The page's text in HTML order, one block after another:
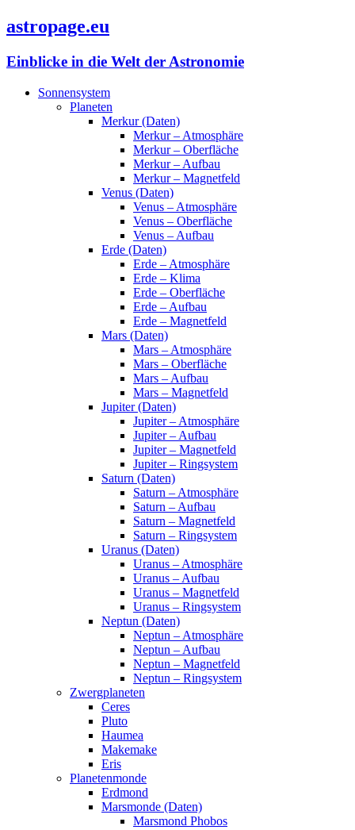
astropage.eu
Einblicke in die Welt der Astronomie
Sonnensystem
Planeten
Merkur (Daten)
Merkur – Atmosphäre
Merkur – Oberfläche
Merkur – Aufbau
Merkur – Magnetfeld
Venus (Daten)
Venus – Atmosphäre
Venus – Oberfläche
Venus – Aufbau
Erde (Daten)
Erde – Atmosphäre
Erde – Klima
Erde – Oberfläche
Erde – Aufbau
Erde – Magnetfeld
Mars (Daten)
Mars – Atmosphäre
Mars – Oberfläche
Mars – Aufbau
Mars – Magnetfeld
Jupiter (Daten)
Jupiter – Atmosphäre
Jupiter – Aufbau
Jupiter – Magnetfeld
Jupiter – Ringsystem
Saturn (Daten)
Saturn – Atmosphäre
Saturn – Aufbau
Saturn – Magnetfeld
Saturn – Ringsystem
Uranus (Daten)
Uranus – Atmosphäre
Uranus – Aufbau
Uranus – Magnetfeld
Uranus – Ringsystem
Neptun (Daten)
Neptun – Atmosphäre
Neptun – Aufbau
Neptun – Magnetfeld
Neptun – Ringsystem
Zwergplaneten
Ceres
Pluto
Haumea
Makemake
Eris
Planetenmonde
Erdmond
Marsmonde (Daten)
Marsmond Phobos